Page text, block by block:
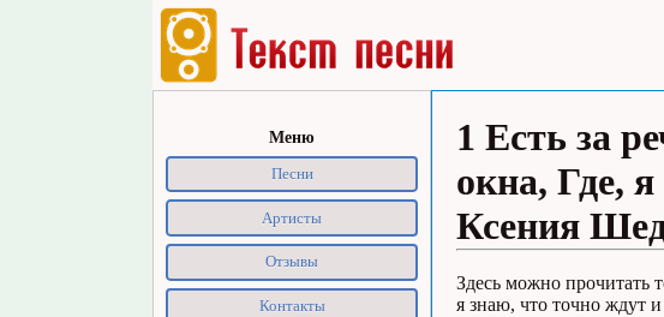
Меню
Песни
Артисты
Отзывы
Контакты
1 Есть за
окна, Где,
Ксения
Здесь можно прочитать
я знаю, что точно ждут